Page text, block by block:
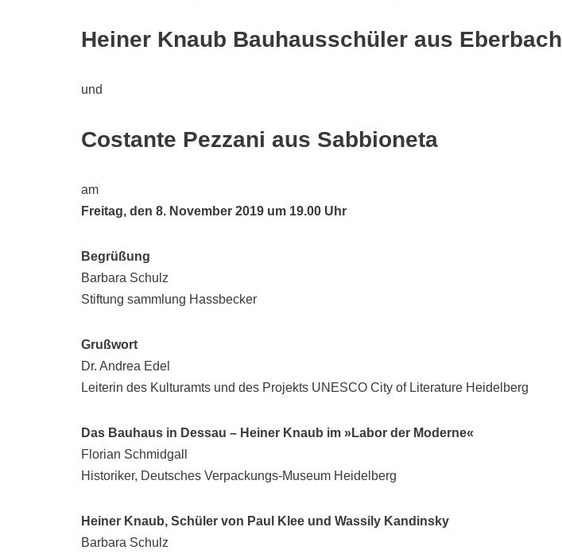
Heiner Knaub Bauhausschüler aus Eberbach
und
Costante Pezzani aus Sabbioneta
am
Freitag, den 8. November 2019 um 19.00 Uhr
Begrüßung
Barbara Schulz
Stiftung sammlung Hassbecker
Grußwort
Dr. Andrea Edel
Leiterin des Kulturamts und des Projekts UNESCO City of Literature Heidelberg
Das Bauhaus in Dessau – Heiner Knaub im »Labor der Moderne«
Florian Schmidgall
Historiker, Deutsches Verpackungs-Museum Heidelberg
Heiner Knaub, Schüler von Paul Klee und Wassily Kandinsky
Barbara Schulz